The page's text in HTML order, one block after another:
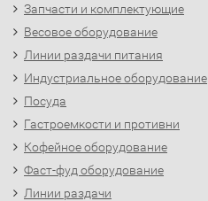
Запчасти и комплектующие
Весовое оборудование
Линии раздачи питания
Индустриальное оборудование
Посуда
Гастроемкости и противни
Кофейное оборудование
Фаст-фуд оборудование
Линии раздачи